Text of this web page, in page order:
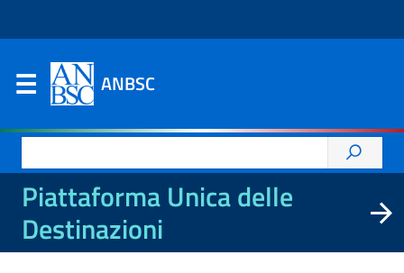
ANBSC
per:
Piattaforma Unica delle
Destinazioni